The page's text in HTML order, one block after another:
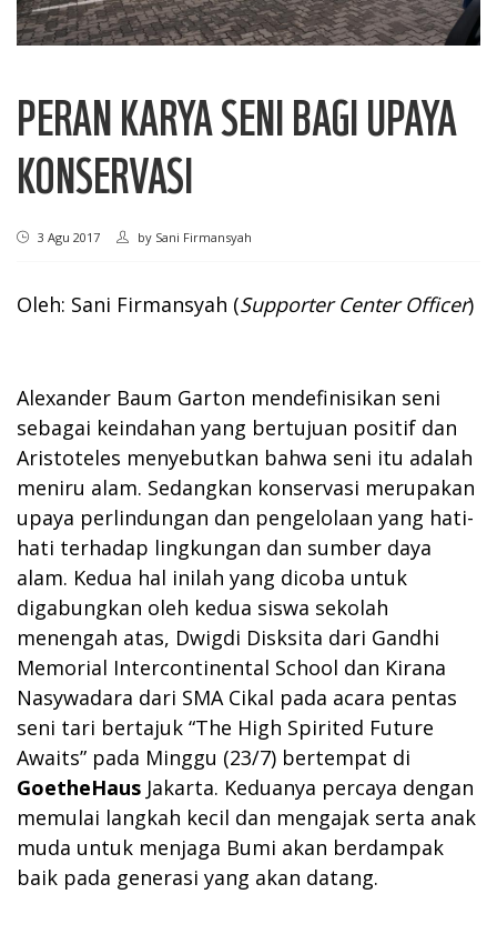
PERAN KARYA SENI BAGI UPAYA
KONSERVASI
3 Agu 2017 by Sani Firmansyah
Oleh: Sani Firmansyah (Supporter Center Officer)
Alexander Baum Garton mendefinisikan seni
sebagai keindahan yang bertujuan positif dan
Aristoteles menyebutkan bahwa seni itu adalah
meniru alam. Sedangkan konservasi merupakan
upaya perlindungan dan pengelolaan yang hati-
hati terhadap lingkungan dan sumber daya
alam. Kedua hal inilah yang dicoba untuk
digabungkan oleh kedua siswa sekolah
menengah atas, Dwigdi Disksita dari Gandhi
Memorial Intercontinental School dan Kirana
Nasywadara dari SMA Cikal pada acara pentas
seni tari bertajuk “The High Spirited Future
Awaits” pada Minggu (23/7) bertempat di
GoetheHaus Jakarta. Keduanya percaya dengan
memulai langkah kecil dan mengajak serta anak
muda untuk menjaga Bumi akan berdampak
baik pada generasi yang akan datang.